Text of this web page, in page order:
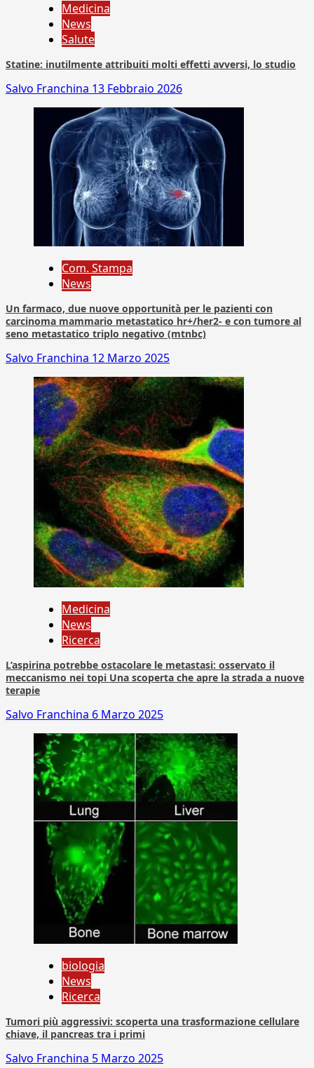
Medicina
News
Salute
Statine: inutilmente attribuiti molti effetti avversi, lo studio
Salvo Franchina 13 Febbraio 2026
Com. Stampa
News
Un farmaco, due nuove opportunità per le pazienti con
carcinoma mammario metastatico hr+/her2- e con tumore al
seno metastatico triplo negativo (mtnbc)
Salvo Franchina 12 Marzo 2025
Medicina
News
Ricerca
L’aspirina potrebbe ostacolare le metastasi: osservato il
meccanismo nei topi Una scoperta che apre la strada a nuove
terapie
Salvo Franchina 6 Marzo 2025
biologia
News
Ricerca
Tumori più aggressivi: scoperta una trasformazione cellulare
chiave, il pancreas tra i primi
Salvo Franchina 5 Marzo 2025